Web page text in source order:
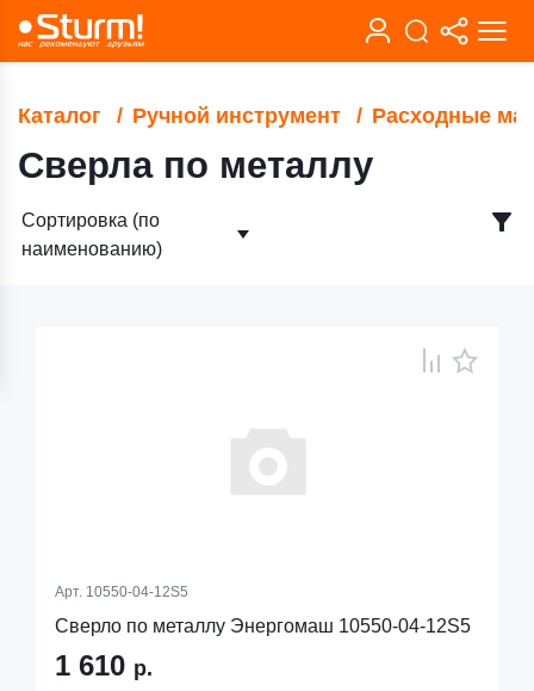
Каталог Ручной инструмент Расходные
Сверла по металлу
Сортировка (по
наименованию)
Арт. 10550-04-12S5
Сверло по металлу Энергомаш 10550-04-12S5
1 610 р.